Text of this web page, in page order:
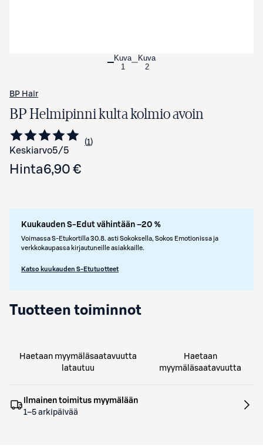
Kuva
1
Kuva
2
BP Hair
BP Helmipinni kulta kolmio avoin
Keskiarvo5/5 Siirry arvioihin
1
kappale
Hinta6,90 €
Kuukauden S-Edut vähintään –20 %
Voimassa S-Etukortilla 30.8. asti Sokoksella, Sokos Emotionissa ja
verkkokaupassa kirjautuneille asiakkaille.
Katso kuukauden S-Etutuotteet
Tuotteen toiminnot
Haetaan myymäläsaatavuutta
latautuu
Haetaan
myymäläsaatavuutta
Ilmainen toimitus myymälään
1–5 arkipäivää